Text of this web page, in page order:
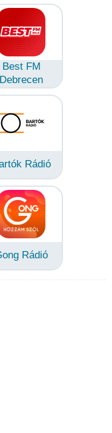
Best FM
Debrecen
Rádió
Rádió